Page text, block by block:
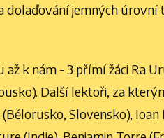
dolaďování jemných
k nám - 3 přímí žáci Ra
Další lektoři, za
Slovensko),